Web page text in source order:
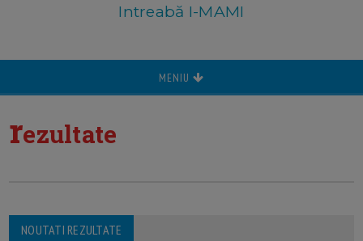
Intreabă I-MAMI
MENIU
rezultate
NOUTATI REZULTATE